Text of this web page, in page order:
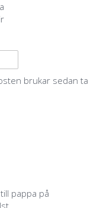
brukar sedan ta
pappa på